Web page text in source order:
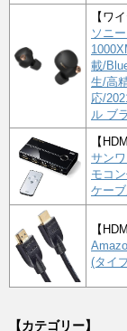
【ワ
ソニ
載/
生/高
応/
ル ブ
【
サン
モコ
ケー
【
(タイ
【カテゴリー】